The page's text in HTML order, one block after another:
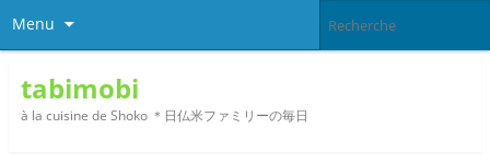
Menu
tabimobi
à la cuisine de Shoko ＊日仏米ファミリーの毎日